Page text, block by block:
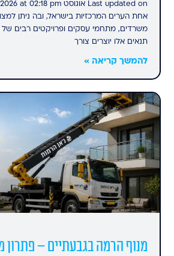
אחת הערים המרכזיות בישראל, ובה ניתן
משרדים, מתחמי עסקים ופרויקטים רבים של
תנאים אלו יוצרים צורך
להמשך קריאה »
מנוף הרמה בגבעתיים – פתרון